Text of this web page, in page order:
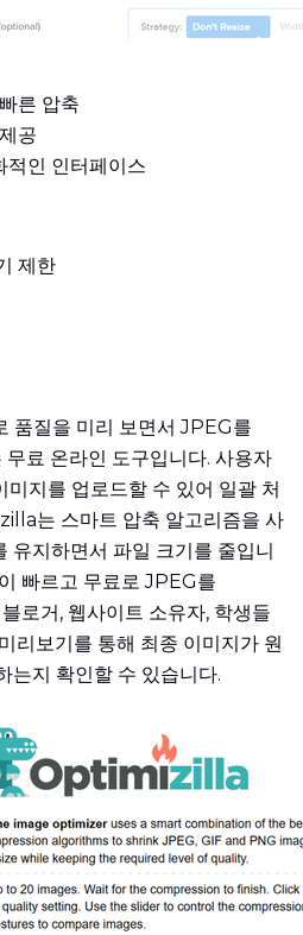
른 압축
공
적인 인터페이스
제한
질을 미리 보면서 JPEG를
료 온라인 도구입니다. 사용자
지를 업로드할 수 있어 일괄 처
는 스마트 압축 알고리즘을 사
유지하면서 파일 크기를 줄입니
빠르고 무료로 JPEG를
로거, 웹사이트 소유자, 학생들
리보기를 통해 최종 이미지가 원
는지 확인할 수 있습니다.